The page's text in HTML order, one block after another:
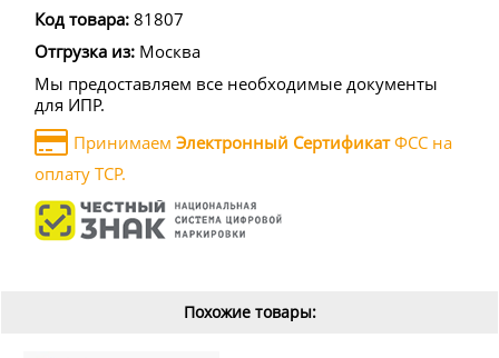
Код товара: 81807
Отгрузка из: Москва
Мы предоставляем все необходимые документы
для ИПР.
Принимаем Электронный СертификатФСС на
оплату ТСР.
Похожие товары: